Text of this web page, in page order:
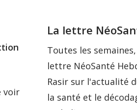
voir
La lettre
Toutes les
lettre NéoSanté
Rasir sur l'actualité
la santé et le